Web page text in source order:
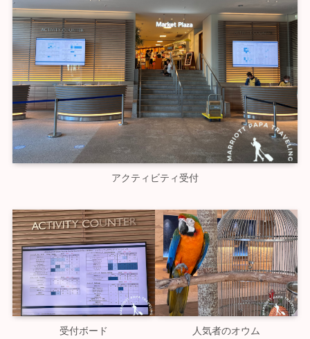
アクティビティ受付
受付ボード 人気者のオウム